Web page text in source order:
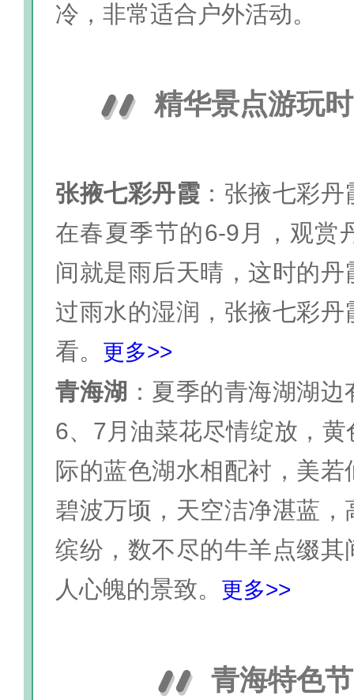
冷，非常适合户外活动。
精华景点游玩
张掖七彩丹霞 ：张掖七彩
在春夏季节的6-9月，观赏
间就是雨后天晴，这时的
过雨水的湿润，张掖七彩丹
看。 更多>>
青海湖 ：夏季的青海湖湖
6、7月油菜花尽情绽放，
际的蓝色湖水相配衬，美
碧波万顷，天空洁净湛蓝
缤纷，数不尽的牛羊点缀其
人心魄的景致。 更多>>
青海特色